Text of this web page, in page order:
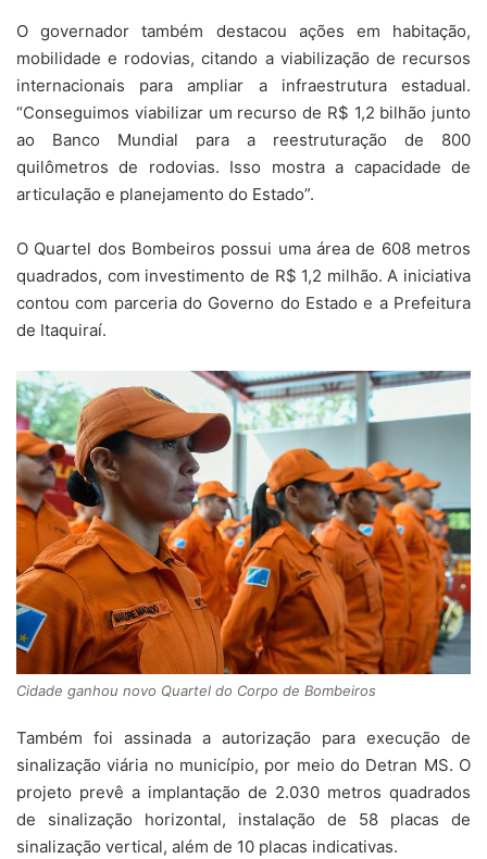
O governador também destacou ações em habitação,
mobilidade e rodovias, citando a viabilização de recursos
internacionais para ampliar a infraestrutura estadual.
“Conseguimos viabilizar um recurso de R$ 1,2 bilhão junto
ao Banco Mundial para a reestruturação de 800
quilômetros de rodovias. Isso mostra a capacidade de
articulação e planejamento do Estado”.
O Quartel dos Bombeiros possui uma área de 608 metros
quadrados, com investimento de R$ 1,2 milhão. A iniciativa
contou com parceria do Governo do Estado e a Prefeitura
de Itaquiraí.
Cidade ganhou novo Quartel do Corpo de Bombeiros
Também foi assinada a autorização para execução de
sinalização viária no município, por meio do Detran MS. O
projeto prevê a implantação de 2.030 metros quadrados
de sinalização horizontal, instalação de 58 placas de
sinalização vertical, além de 10 placas indicativas.